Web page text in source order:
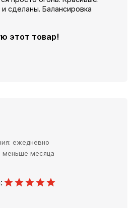
сделаны. Балансировка
этот товар!
ежедневно
меньше месяца